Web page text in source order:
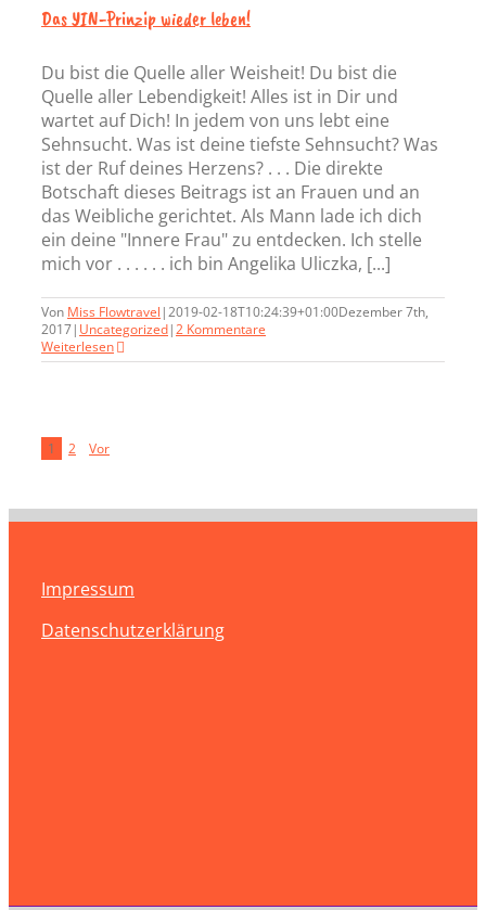
Das YIN-Prinzip wieder leben!
Du bist die Quelle aller Weisheit! Du bist die
Quelle aller Lebendigkeit! Alles ist in Dir und
wartet auf Dich! In jedem von uns lebt eine
Sehnsucht. Was ist deine tiefste Sehnsucht? Was
ist der Ruf deines Herzens? . . . Die direkte
Botschaft dieses Beitrags ist an Frauen und an
das Weibliche gerichtet. Als Mann lade ich dich
ein deine "Innere Frau" zu entdecken. Ich stelle
mich vor . . . . . . ich bin Angelika Uliczka, [...]
Von Miss Flowtravel |2019-02-18T10:24:39+01:00Dezember 7th,
2017| Uncategorized|2 Kommentare
Weiterlesen
1 2 Vor
Impressum
Datenschutzerklärung